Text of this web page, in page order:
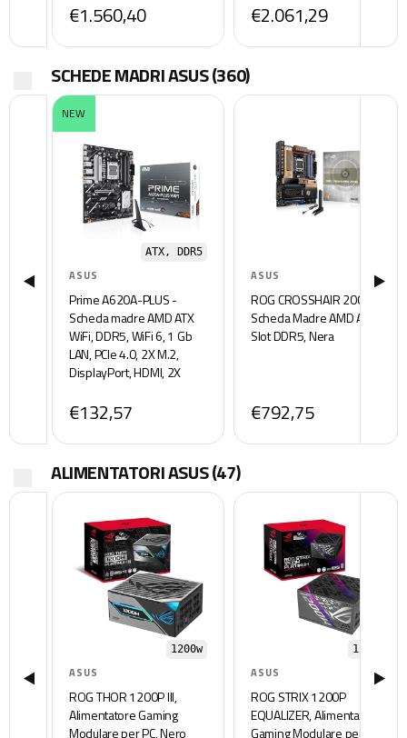
€1.560,40
militare, adattatore GC-
HPWR staccabile)
€2.061,29
SCHEDE MADRI ASUS(360)
ATX, DDR5
ASUS
Prime A620A-PLUS -
Scheda madre AMD ATX
WiFi, DDR5, WiFi 6, 1 Gb
LAN, PCIe 4.0, 2X M.2,
DisplayPort, HDMI, 2X
€132,57
NEW
ASUS
ROG CROSSHAIR 2006,
Scheda Madre AMD ATX,
Slot DDR5, Nera
€792,75
ALIMENTATORI ASUS(47)
1200w
ASUS
ROG THOR 1200P III,
Alimentatore Gaming
Modulare per PC, Nero
1200w
ASUS
ROG STRIX 1200P
EQUALIZER, Alimentatore
Gaming Modulare per PC,